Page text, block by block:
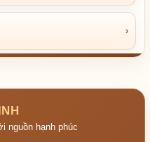
›
nguồn hạnh phúc